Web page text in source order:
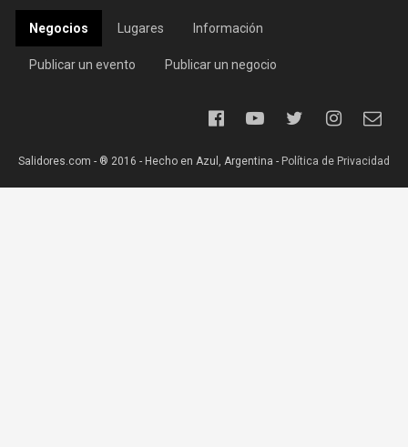
Negocios Lugares Información
Publicar un evento Publicar un negocio
Salidores.com - ® 2016 - Hecho en Azul, Argentina - Política de Privacidad